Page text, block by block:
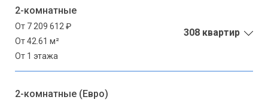
2-комнатные
От 7 209 612 ₽
От 42.61 м²
От 1 этажа
308 квартир
2-комнатные (Евро)